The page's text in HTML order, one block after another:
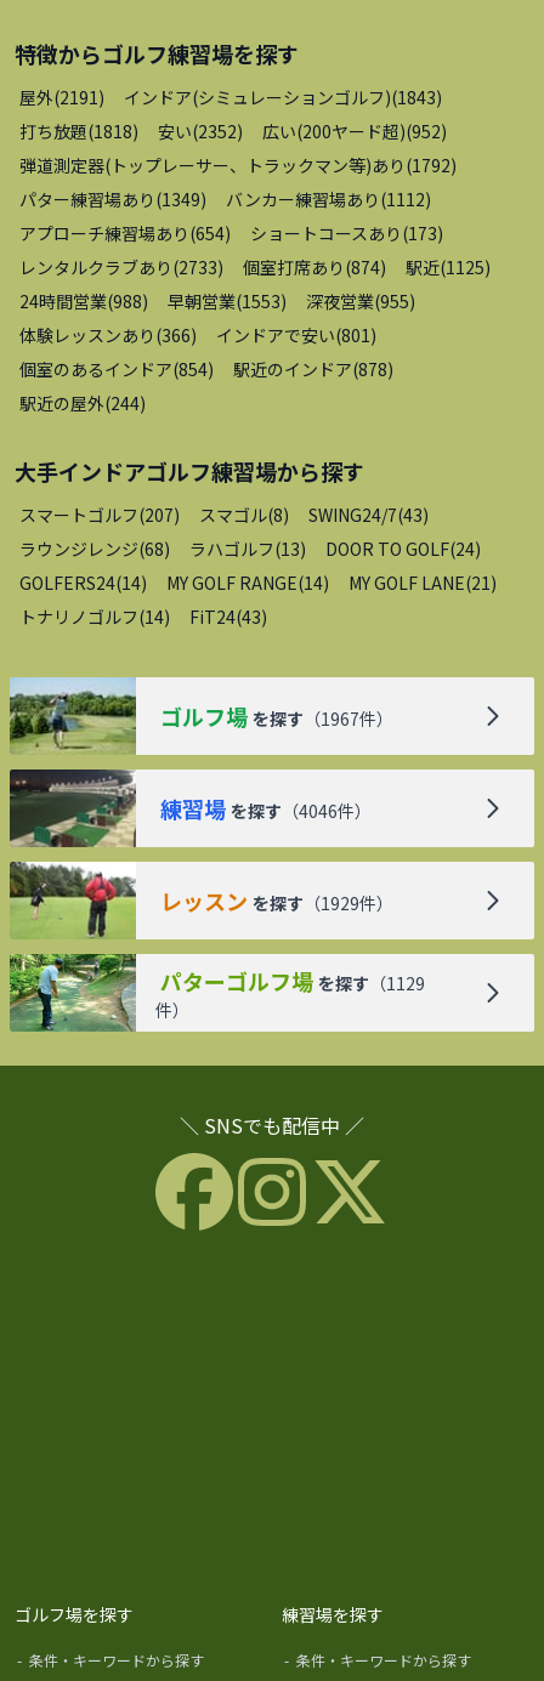
特徴からゴルフ練習場を探す
屋外(2191 ) インドア(シミュレーションゴルフ)(1843)
打ち放題(1818) 安い(2352) 広い(200ヤード超)(952)
弾道測定器(トップレーサー、トラックマン等)あり (1792)
パター練習場あり (1349) バンカー練習場あり (1112)
アプローチ練習場あり (654) ショートコースあり (173)
レンタルクラブあり (2733) 個室打席あり (874) 駅近(1125)
24時間営業(988) 早朝営業(1553) 深夜営業(955)
体験レッスンあり (366) インドアで安い(801 )
個室のあるインドア(854) 駅近のインドア(878)
駅近の屋外(244)
大手インドアゴルフ練習場から探す
スマートゴルフ(207) スマゴル(8) SWING24/7(43)
ラウンジレンジ(68) ラハゴルフ(13) DOOR TO GOLF(24)
GOLFERS24(14) MY GOLF RANGE(14) MY GOLF LANE(21 )
トナリノゴルフ(14) FiT24(43)
ゴルフ場 を探す （1967件）
練習場 を探す （4046件）
レッスン を探す （1929件）
パターゴルフ場 を探す （1129
件）
＼ SNSでも配信中 ／
ゴルフ場を探す
- 条件・キーワードから探す
練習場を探す
- 条件・キーワードから探す